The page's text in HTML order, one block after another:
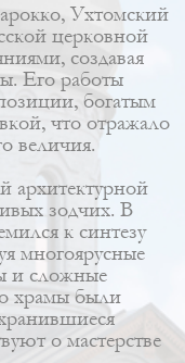
Ухтомский
церковной
создавая
Его работы
богатым
что отражало
величия.
архитектурной
зодчих. В
к синтезу
многоярусные
и сложные
храмы были
о мастерстве